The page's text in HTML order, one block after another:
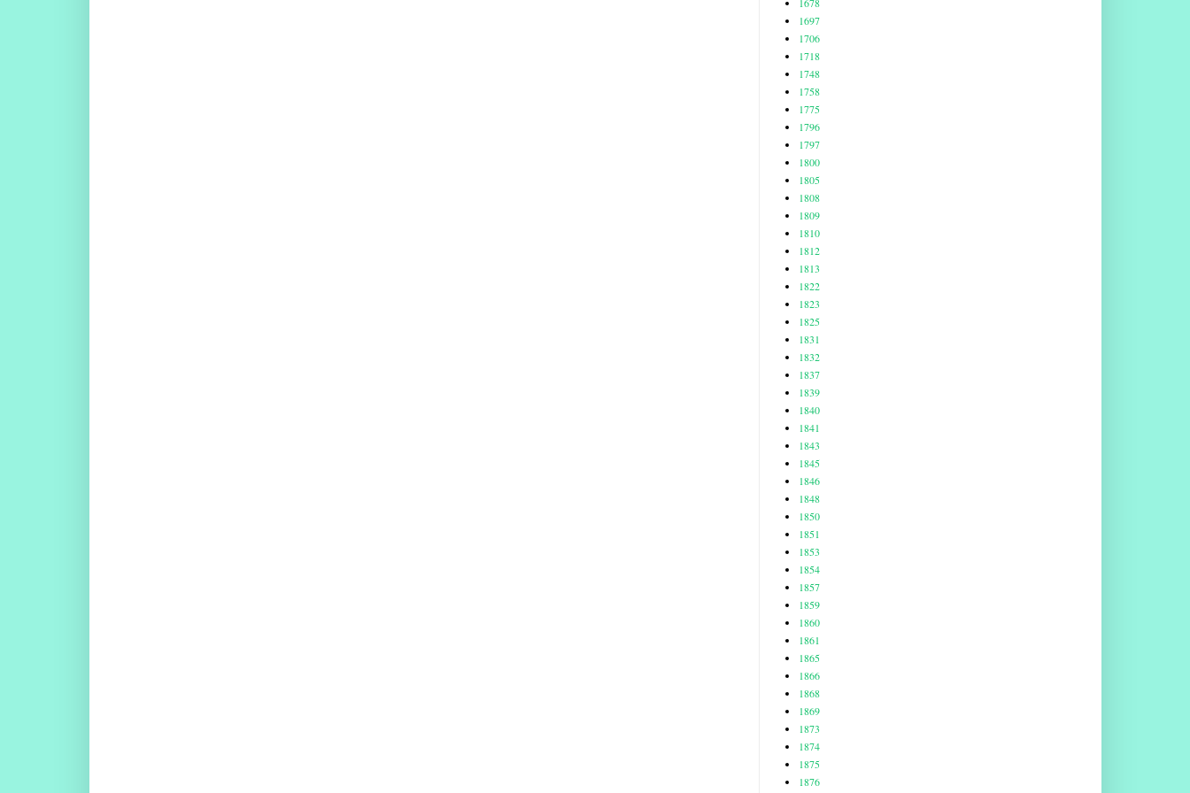
1697
1706
1718
1748
1758
1775
1796
1797
1800
1805
1808
1809
1810
1812
1813
1822
1823
1825
1831
1832
1837
1839
1840
1841
1843
1845
1846
1848
1850
1851
1853
1854
1857
1859
1860
1861
1865
1866
1868
1869
1873
1874
1875
1876